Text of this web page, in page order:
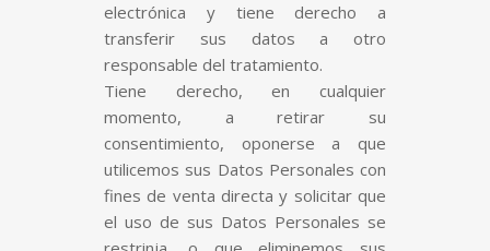
electrónica y tiene derecho a
transferir sus datos a otro
responsable del tratamiento.
Tiene derecho, en cualquier
momento, a retirar su
consentimiento, oponerse a que
utilicemos sus Datos Personales con
fines de venta directa y solicitar que
el uso de sus Datos Personales se